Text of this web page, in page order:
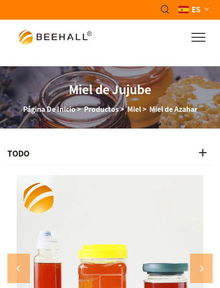
ES
Miel de Jujube
Página De Inicio>Productos>Miel> Miel de Azahar
TODO